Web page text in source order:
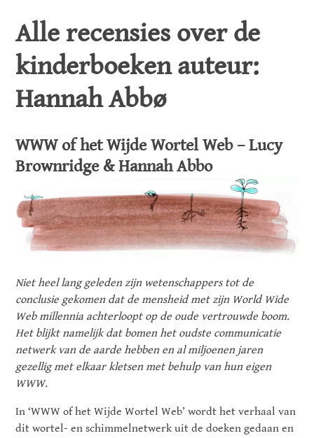
Alle recensies over de
kinderboeken auteur:
Hannah Abbø
WWW of het Wijde Wortel Web – Lucy
Brownridge & Hannah Abbo
Niet heel lang geleden zijn wetenschappers tot de
conclusie gekomen dat de mensheid met zijn World Wide
Web millennia achterloopt op de oude vertrouwde boom.
Het blijkt namelijk dat bomen het oudste communicatie
netwerk van de aarde hebben en al miljoenen jaren
gezellig met elkaar kletsen met behulp van hun eigen
WWW.
In ‘WWW of het Wijde Wortel Web’ wordt het verhaal van
dit wortel- en schimmelnetwerk uit de doeken gedaan en